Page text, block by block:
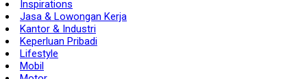
Inspirations
Jasa & Lowongan Kerja
Kantor & Industri
Keperluan Pribadi
Lifestyle
Mobil